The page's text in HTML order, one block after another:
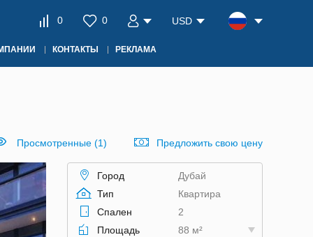
0 0 USD
КОНТАКТЫ РЕКЛАМА
Просмотренные (1) Предложить свою цену
Город
Дубай
Тип
Квартира
Спален
2
Площадь
88 м²